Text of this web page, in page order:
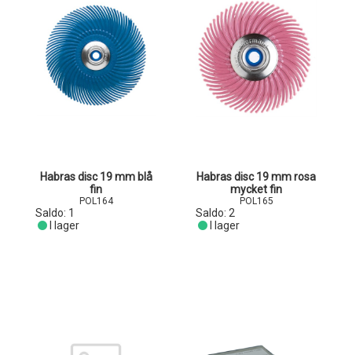
Habras disc 19 mm blå
fin
POL164
Saldo: 1
I lager
Habras disc 19 mm rosa
mycket fin
POL165
Saldo: 2
I lager